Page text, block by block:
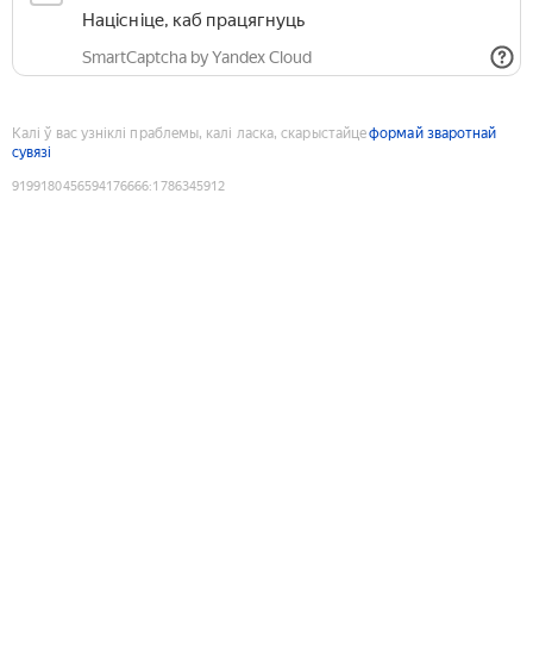
Націсніце, каб працягнуць
SmartCaptcha by Yandex Cloud
Калі ў вас узніклі праблемы, калі ласка, скарыстайцеформай зваротнай
сувязі
9199180456594176666:1786345912